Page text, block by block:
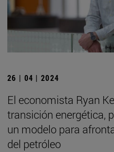
26 | 04 | 2024
El economista Ryan
transición energética,
un modelo para
del petróleo